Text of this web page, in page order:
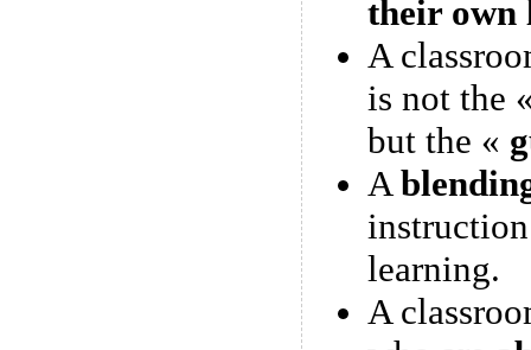
their own
A
is not the
but the «
A
learning.
A